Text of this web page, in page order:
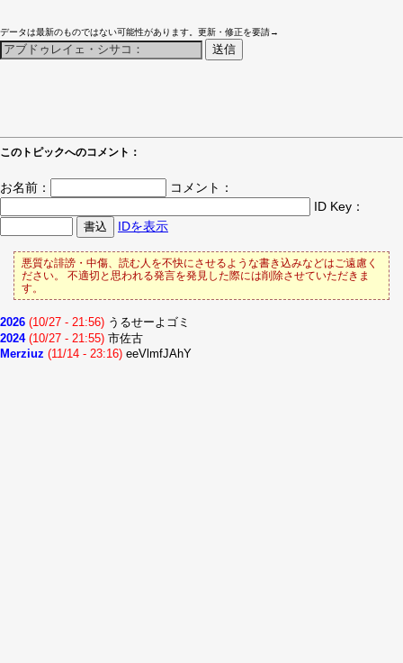
データは最新のものではない可能性があります。更新・修正を要請→
このトピックへのコメント：
お名前：
コメント：
ID Key：
IDを表示
悪質な誹謗・中傷、読む人を不快にさせるような書き込みなどはご遠慮く
ださい。 不適切と思われる発言を発見した際には削除させていただきま
す。
2026 (10/27 - 21:56) うるせーよゴミ
2024 (10/27 - 21:55) 市佐古
Merziuz (11/14 - 23:16) eeVlmfJAhY